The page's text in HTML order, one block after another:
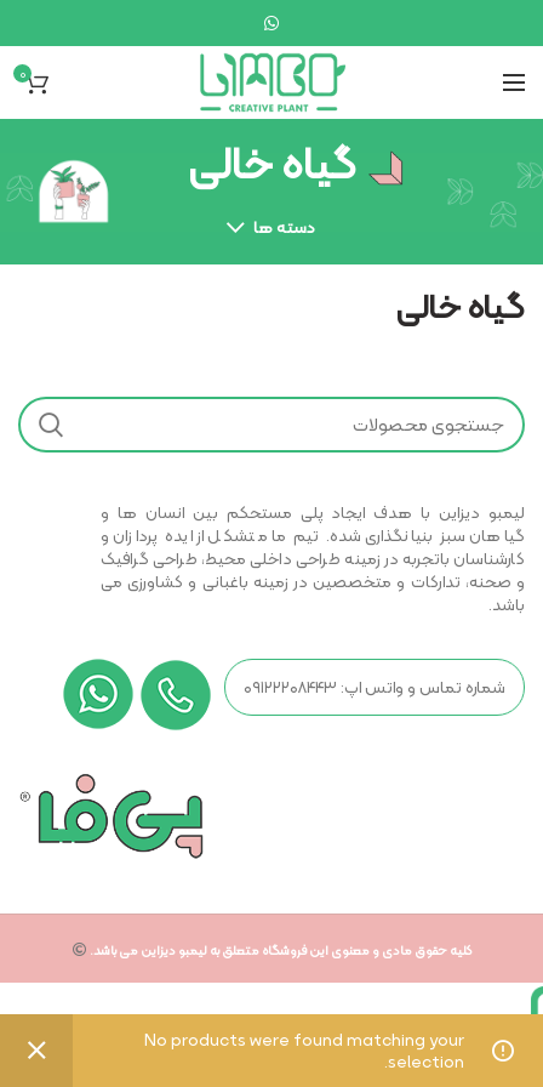
0
گیاه خالی
دسته ها
گیاه خالی
No products were found matching your
selection.
لیمبو دیزاین با هدف ایجاد پلی مستحکم بین انسان ها و
گیاهان سبز بنیانگذاری شده. تیم ما متشکل از ایده پردازان و
کارشناسان باتجربه در زمینه طراحی داخلی محیط، طراحی گرافیک
و صحنه، تدارکات و متخصصین در زمینه باغبانی و کشاورزی می
باشد.
شماره تماس و واتس اپ: ۰۹۱۲۲۲۰۸۴۴۳
کلیه حقوق مادی و معنوی این فروشگاه متعلق به لیمبو دیزاین می باشد.